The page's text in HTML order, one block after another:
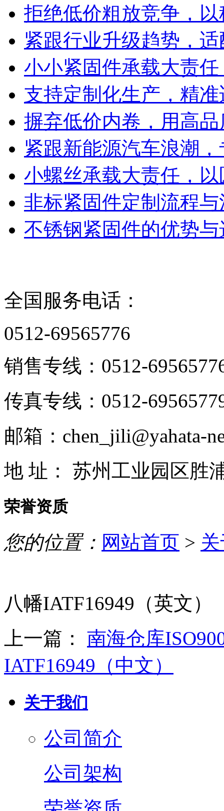
拒绝低价粗放竞争，
紧跟行业升级趋势，
小小紧固件承载大责
支持定制化生产，精
摒弃低价内卷，用高
紧跟新能源汽车浪潮
小螺丝承载大责任，
非标紧固件定制流程
不锈钢紧固件的优势
全国服务电话：
0512-69565776
销售专线：0512-
传真专线：0512-
邮箱：chen_jili@yahata-
地 址： 苏州工业园区胜
荣誉资质
您的位置： 网站首页 >
八幡IATF16949（英文）
上一篇： 南海仓库
IATF16949（中文）
关于我们
公司简介
公司架构